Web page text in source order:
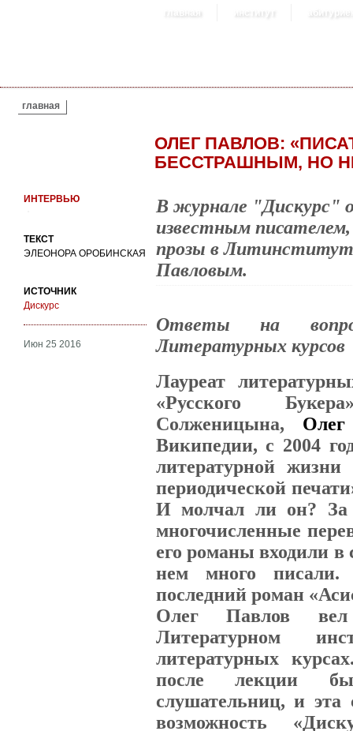
главная институт
ВЫ ЗДЕСЬ
главная
ОЛЕГ ПАВЛОВ:
БЕССТРАШНЫМ, НО
ИНТЕРВЬЮ
ТЕКСТ
ЭЛЕОНОРА ОРОБИНСКАЯ
ИСТОЧНИК
Дискурс
Июн 25 2016
В журнале "Дискурс"
известным
прозы в
Павловым.
Ответы на
Литературных курсов
Лауреат
«Русского
Солженицына,
Википедии, с 2004
литературной
периодической
И молчал ли он?
многочисленные
его романы входили в
нем много
последний роман
Олег Павлов
Литературном
литературных
после лекции
слушательниц, и эта
возможность